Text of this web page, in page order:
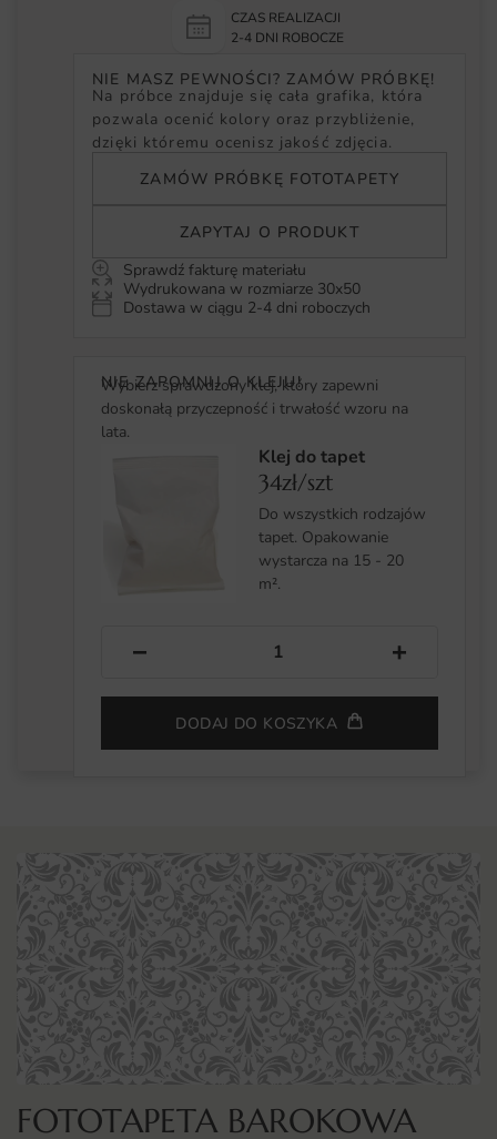
CZAS REALIZACJI
2-4 DNI ROBOCZE
NIE MASZ PEWNOŚCI? ZAMÓW PRÓBKĘ!
Na próbce znajduje się cała grafika, która
pozwala ocenić kolory oraz przybliżenie,
dzięki któremu ocenisz jakość zdjęcia.
ZAMÓW PRÓBKĘ FOTOTAPETY
ZAPYTAJ O PRODUKT
Sprawdź fakturę materiału
Wydrukowana w rozmiarze 30x50
Dostawa w ciągu 2-4 dni roboczych
NIE ZAPOMNIJ O KLEJU!
Wybierz sprawdzony klej, który zapewni
doskonałą przyczepność i trwałość wzoru na
lata.
Klej do tapet
34zł/szt
Do wszystkich rodzajów
tapet. Opakowanie
wystarcza na 15 - 20
m².
− +
DODAJ DO KOSZYKA
FOTOTAPETA BAROKOWA